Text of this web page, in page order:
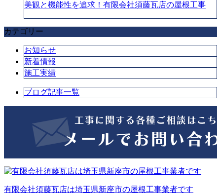
美観と機能性を追求！有限会社須藤瓦店の屋根工事
カテゴリー
お知らせ
新着情報
施工実績
ブログ記事一覧
有限会社須藤瓦店は埼玉県新座市の屋根工事業者です